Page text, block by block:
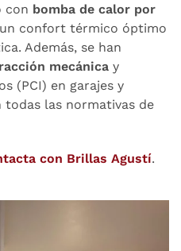
con bomba de calor por
confort térmico óptimo
Además, se han
mecánica y
(PCI) en garajes y
las normativas de
con Brillas Agustí.